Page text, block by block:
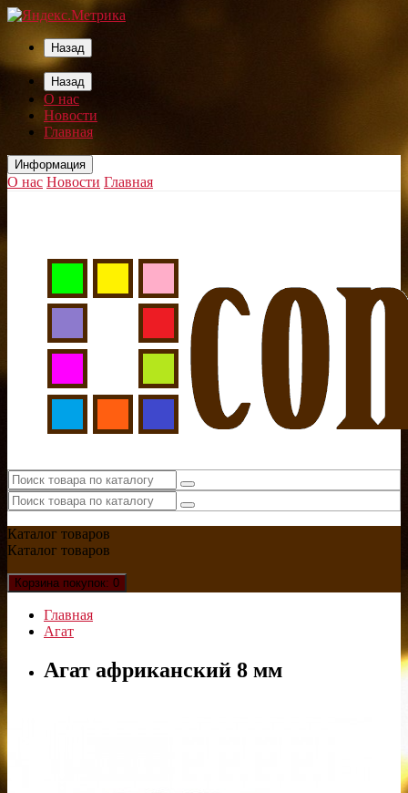
Назад
Назад
О нас
Новости
Главная
Информация
О нас Новости Главная
Каталог товаров
Каталог товаров
Корзина покупок: 0
Главная
Агат
Агат африканский 8 мм